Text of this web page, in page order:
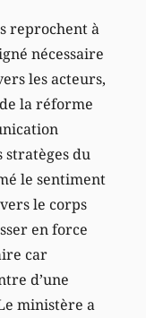
reprochent à
nécessaire
les acteurs,
la réforme
stratèges du
le sentiment
le corps
en force
car
d’une
ministère a